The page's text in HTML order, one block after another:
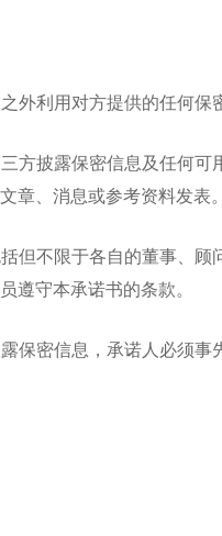
外利用对方提供的任何保
方披露保密信息及任何
章、消息或参考资料发表。
但不限于各自的董事、
遵守本承诺书的条款。
保密信息，承诺人必须